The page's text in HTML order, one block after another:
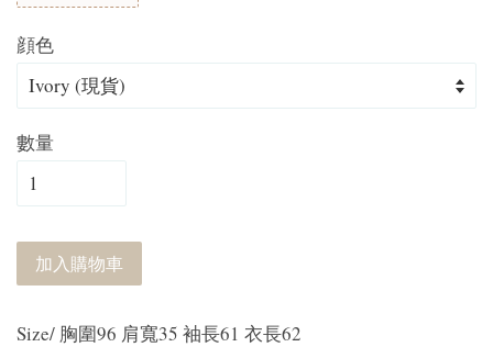
顔色
數量
加入購物車
Size/ 胸圍96 肩寬35 袖長61 衣長62